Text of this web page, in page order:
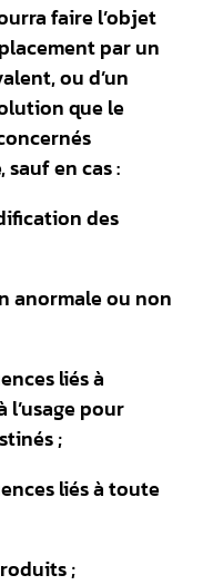
faire l’objet
par un
ou d’un
que le
en cas :
des
anormale ou non
liés à
pour
;
liés à toute
;